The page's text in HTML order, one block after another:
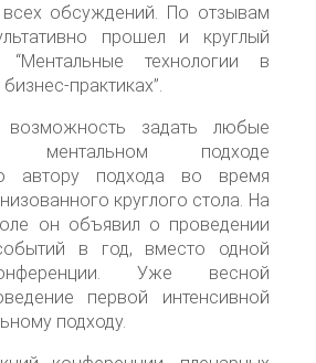
обсуждений. По отзывам
прошел и круглый
технологии в
практиках”.
задать любые
подходе
автору подхода во время
круглого стола. На
он объявил о проведении
в год, вместо одной
Уже весной
первой интенсивной
подходу.